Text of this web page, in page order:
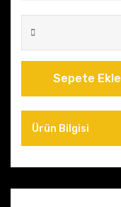
Sepete Ekle
Ürün Bilgisi